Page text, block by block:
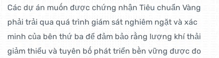
Các dự án muốn được chứng nhận Tiêu chuẩn Vàng
phải trải qua quá trình giám sát nghiêm ngặt và xác
minh của bên thứ ba để đảm bảo rằng lượng khí thải
giảm thiểu và tuyên bố phát triển bền vững được đo